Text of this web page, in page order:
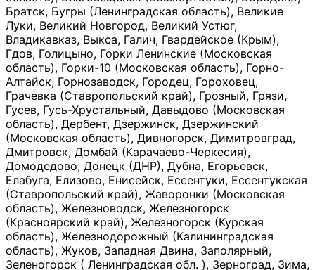
Братск, Бугры (Ленинградская область), Великие
Луки, Великий Новгород, Великий Устюг,
Владикавказ, Выкса, Галич, Гвардейское (Крым),
Гдов, Голицыно, Горки Ленинские (Московская
область), Горки-10 (Московская область), Горно-
Алтайск, Горнозаводск, Городец, Гороховец,
Грачевка (Ставропольский край), Грозный, Грязи,
Гусев, Гусь-Хрустальный, Давыдово (Московская
область), Дербент, Дзержинск, Дзержинский
(Московская область), Дивногорск, Димитровград,
Дмитровск, Домбай (Карачаево-Черкесия),
Домодедово, Донецк (ДНР), Дубна, Егорьевск,
Елабуга, Елизово, Енисейск, Ессентуки, Ессентукская
(Ставропольский край), Жаворонки (Московская
область), Железноводск, Железногорск
(Красноярский край), Железногорск (Курская
область), Железнодорожный (Калининградская
область), Жуков, Западная Двина, Заполярный,
Зеленогорск ( Ленинградская обл. ), Зерноград, Зима,